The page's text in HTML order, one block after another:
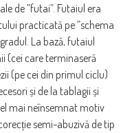
de ”futai”. Futaiul era
practicată pe ”schema
La bază, futaiul
(cei care terminaseră
(pe cei din primul ciclu)
și de la tablagii și
mai neînsemnat motiv
semi-abuzivă de tip